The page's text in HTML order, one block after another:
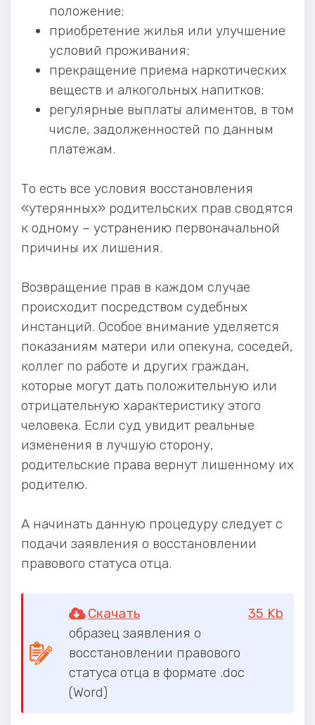
положение;
приобретение жилья или улучшение
условий проживания;
прекращение приема наркотических
веществ и алкогольных напитков;
регулярные выплаты алиментов, в том
числе, задолженностей по данным
платежам.
То есть все условия восстановления
«утерянных» родительских прав сводятся
к одному – устранению первоначальной
причины их лишения.
Возвращение прав в каждом случае
происходит посредством судебных
инстанций. Особое внимание уделяется
показаниям матери или опекуна, соседей,
коллег по работе и других граждан,
которые могут дать положительную или
отрицательную характеристику этого
человека. Если суд увидит реальные
изменения в лучшую сторону,
родительские права вернут лишенному их
родителю.
А начинать данную процедуру следует с
подачи заявления о восстановлении
правового статуса отца.
Скачать
35 Kb
образец заявления о
восстановлении правового
статуса отца в формате .doc
(Word)